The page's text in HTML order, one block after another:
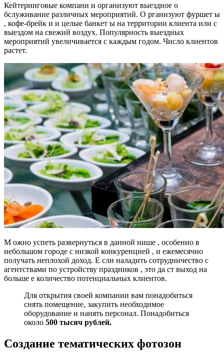
Кейтеринговые компани и организуют выездное о
бслуживание различных мероприятий. О рганизуют фуршет ы
, кофе-брейк и и целые банкет ы на территории клиента или с
выездом на свежий воздух. Популярность выездных
мероприятий увеличивается с каждым годом. Число клиентов
растет.
М ожно успеть развернуться в данной нише , особенно в
небольшом городе с низкой конкуренцией , и ежемесячно
получать неплохой доход. Е сли наладить сотрудничество с
агентствами по устройству праздников , это да ст выход на
больше е количество потенциальных клиентов.
Для открытия своей компании вам понадобиться
снять помещение, закупить необходимое
оборудование и нанять персонал. Понадобиться
около 500 тысяч рублей.
Создание тематических фотозон